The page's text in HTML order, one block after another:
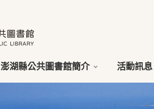
澎湖縣公共圖書館簡介 活動訊息